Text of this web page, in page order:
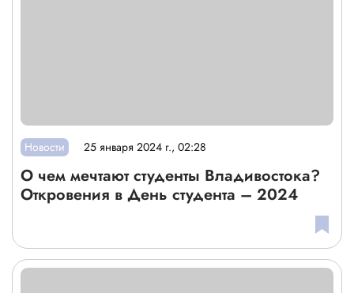
Новости 25 января 2024 г., 02:28
О чем мечтают студенты Владивостока?
Откровения в День студента – 2024